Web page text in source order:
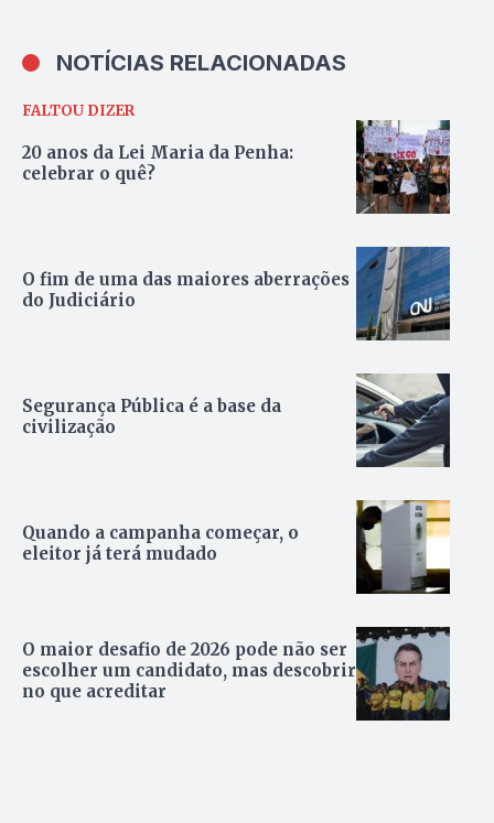
NOTÍCIAS RELACIONADAS
FALTOU DIZER
20 anos da Lei Maria da Penha:
celebrar o quê?
O fim de uma das maiores aberrações
do Judiciário
Segurança Pública é a base da
civilização
Quando a campanha começar, o
eleitor já terá mudado
O maior desafio de 2026 pode não ser
escolher um candidato, mas descobrir
no que acreditar